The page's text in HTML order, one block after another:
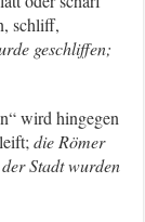
schliff,
geschliffen;
wird hingegen
die Römer
Stadt wurden